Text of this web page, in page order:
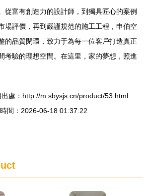
從富有創造力的設計師，到獨具匠心的案例
場評價，再到嚴謹規范的施工工程，申伯空
的品質閉環，致力于為每一位客戶打造真正
考驗的理想空間。在這里，家的夢想，照進
處：http://m.sbysjs.cn/product/53.html
間：2026-06-18 01:37:22